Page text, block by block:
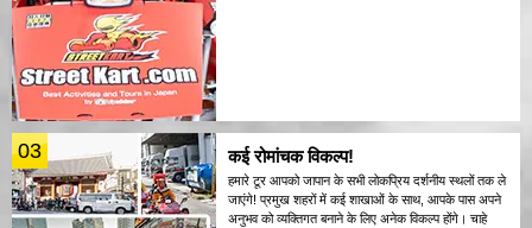
03 कई रोमांचक विकल्प!
हमारे टूर आपको जापान के सभी लोकप्रिय दर्शनीय स्थलों तक ले
जाएंगे! प्रमुख शहरों में कई शाखाओं के साथ, आपके पास अपने
अनुभव को व्यक्तिगत बनाने के लिए अनेक विकल्प होंगे। चाहे